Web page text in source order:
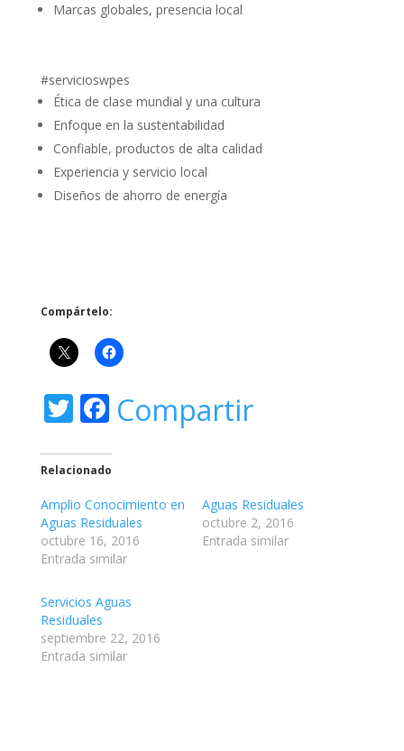
Marcas globales, presencia local
#servicioswpes
Ética de clase mundial y una cultura
Enfoque en la sustentabilidad
Confiable, productos de alta calidad
Experiencia y servicio local
Diseños de ahorro de energía
Compártelo:
T
itt
er
F
e
b
o
o
Compartir
Relacionado
Amplio Conocimiento en
Aguas Residuales
octubre 16, 2016
Entrada similar
Aguas Residuales
octubre 2, 2016
Entrada similar
Servicios Aguas
Residuales
septiembre 22, 2016
Entrada similar